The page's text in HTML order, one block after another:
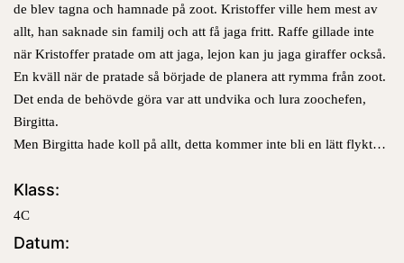
de blev tagna och hamnade på zoot. Kristoffer ville hem mest av
allt, han saknade sin familj och att få jaga fritt. Raffe gillade inte
när Kristoffer pratade om att jaga, lejon kan ju jaga giraffer också.
En kväll när de pratade så började de planera att rymma från zoot.
Det enda de behövde göra var att undvika och lura zoochefen,
Birgitta.
Men Birgitta hade koll på allt, detta kommer inte bli en lätt flykt…
Klass:
4C
Datum: